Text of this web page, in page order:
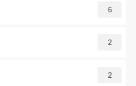
6
2
2